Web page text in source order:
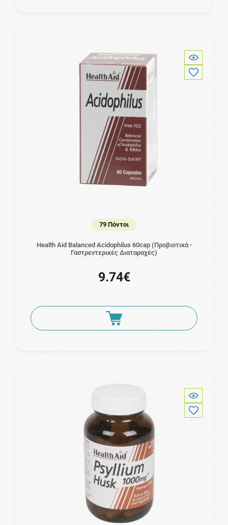
79 Πόντοι
Health Aid Balanced Acidophilus 60cap (Προβιοτικά -
Γαστρεντερικές Διαταραχές)
9.74€